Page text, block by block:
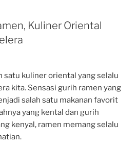
Kuliner Oriental
satu kuliner oriental yang selalu
kita. Sensasi gurih ramen yang
salah satu makanan favorit
yang kental dan gurih
kenyal, ramen memang selalu